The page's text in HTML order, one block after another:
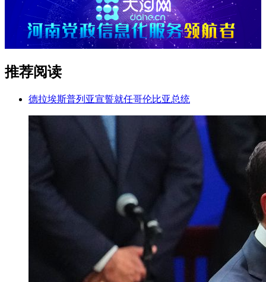
推荐阅读
德拉埃斯普列亚宣誓就任哥伦比亚总统